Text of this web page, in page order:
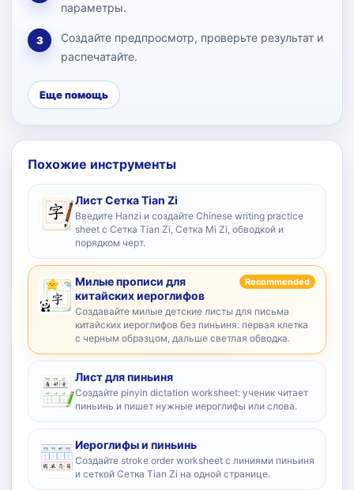
параметры.
3
Создайте предпросмотр, проверьте результат и
распечатайте.
Еще помощь
Похожие инструменты
Лист Сетка Tian Zi
Введите Hanzi и создайте Chinese writing practice
sheet с Сетка Tian Zi, Сетка Mi Zi, обводкой и
порядком черт.
Милые прописи для
китайских иероглифов
Recommended
Создавайте милые детские листы для письма
китайских иероглифов без пиньиня: первая клетка
с черным образцом, дальше светлая обводка.
Лист для пиньиня
Создайте pinyin dictation worksheet: ученик читает
пиньинь и пишет нужные иероглифы или слова.
Иероглифы и пиньинь
Создайте stroke order worksheet с линиями пиньиня
и сеткой Сетка Tian Zi на одной странице.